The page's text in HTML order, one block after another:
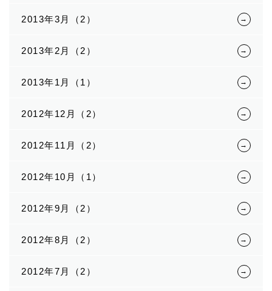
2013年3月（2）
2013年2月（2）
2013年1月（1）
2012年12月（2）
2012年11月（2）
2012年10月（1）
2012年9月（2）
2012年8月（2）
2012年7月（2）